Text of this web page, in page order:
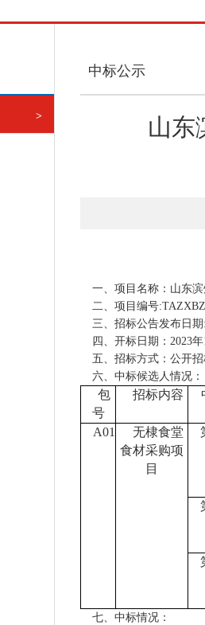
>
中标公示
山东
一、项目名称：山东
二、 项目编号:
三、招标公告发布日期 :
四、开标日期： 2023年
五、招标方式：公开
六、中标候选人情况：
包
号
招标内容
A01
无棣食堂
食材采购项
目
七、中标情况：